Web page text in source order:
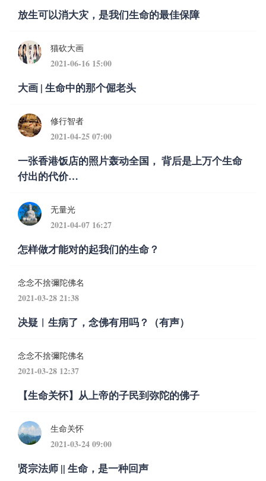
放生可以消大灾，是我们生命的最佳保障
猫砍大画
2021-06-16 15:00
大画 | 生命中的那个倔老头
修行智者
2021-04-25 07:00
一张香港饭店的照片轰动全国， 背后是上万个生命
付出的代价…
无量光
2021-04-07 16:27
怎样做才能对的起我们的生命？
念念不捨彌陀佛名
2021-03-28 21:38
决疑︱生病了，念佛有用吗？（有声）
念念不捨彌陀佛名
2021-03-28 12:37
【生命关怀】从上帝的子民到弥陀的佛子
生命关怀
2021-03-24 09:00
贤宗法师 || 生命，是一种回声